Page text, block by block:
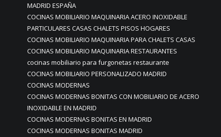
MADRID ESPAÑA
COCINAS MOBILIARIO MAQUINARIA ACERO INOXIDABLE
PARTICULARES CASAS CHALETS PISOS HOGARES
COCINAS MOBILIARIO MAQUINARIA PARA CHALETS CASAS
COCINAS MOBILIARIO MAQUINARIA RESTAURANTES
cocinas mobiliario para furgonetas restaurante
COCINAS MOBILIARIO PERSONALIZADO MADRID
COCINAS MODERNAS
COCINAS MODERNAS BONITAS CON MOBILIARIO DE ACERO
INOXIDABLE EN MADRID
COCINAS MODERNAS BONITAS EN MADRID
COCINAS MODERNAS BONITAS MADRID